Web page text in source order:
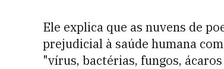
Ele explica que as nuvens de
prejudicial à saúde humana
"vírus, bactérias, fungos,